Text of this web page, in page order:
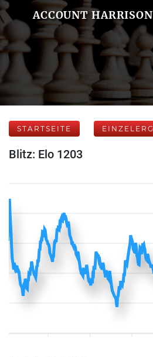
ACCOUNT
STARTSEITE
Blitz: Elo 1203